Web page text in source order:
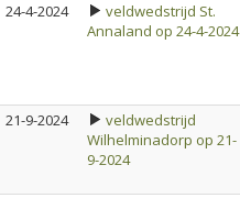
24-4-2024
veldwedstrijd St.
Annaland op 24-4-2024
21-9-2024
veldwedstrijd
Wilhelminadorp op 21-
9-2024